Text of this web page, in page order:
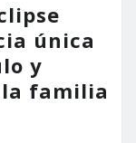
única
y
familia